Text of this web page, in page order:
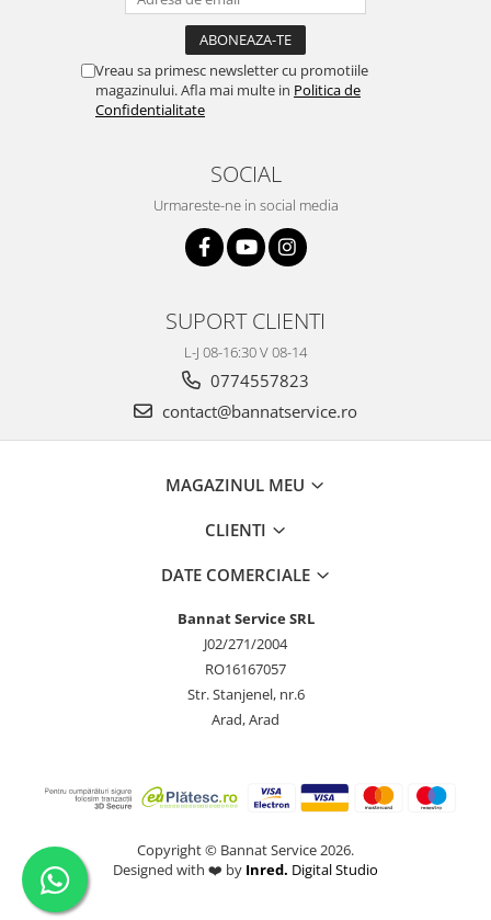
Vreau sa primesc newsletter cu promotiile
magazinului. Afla mai multe in Politica de
Confidentialitate
SOCIAL
Urmareste-ne in social media
SUPORT CLIENTI
L-J 08-16:30 V 08-14
0774557823
contact@bannatservice.ro
MAGAZINUL MEU
CLIENTI
DATE COMERCIALE
Bannat Service SRL
J02/271/2004
RO16167057
Str. Stanjenel, nr.6
Arad, Arad
Copyright © Bannat Service 2026.
Designed with ❤️ by Inred. Digital Studio